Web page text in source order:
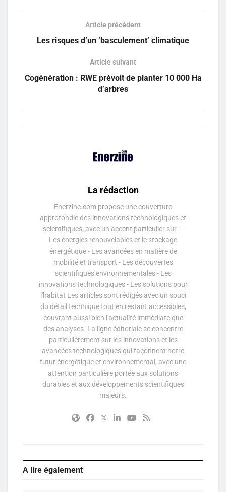
Article précédent
Les risques d’un ‘basculement’ climatique
Article suivant
Cogénération : RWE prévoit de planter 10 000 Ha
d’arbres
La rédaction
Enerzine.com propose une couverture
approfondie des innovations technologiques et
scientifiques, avec un accent particulier sur : -
Les énergies renouvelables et le stockage
énergétique - Les avancées en matière de
mobilité et transport - Les découvertes
scientifiques environnementales - Les
innovations technologiques - Les solutions pour
l'habitat Les articles sont rédigés avec un souci
du détail technique tout en restant accessibles,
couvrant aussi bien l'actualité immédiate que
des analyses. La ligne éditoriale se concentre
particulièrement sur les innovations et les
avancées technologiques qui façonnent notre
futur énergétique et environnemental, avec une
attention particulière portée aux solutions
durables et aux développements scientifiques
majeurs.
A lire également